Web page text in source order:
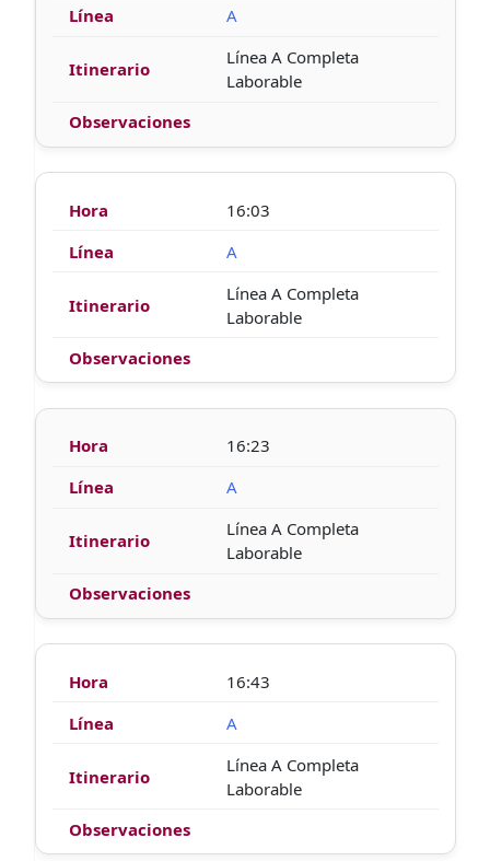
A
Línea A Completa
Laborable
16:03
A
Línea A Completa
Laborable
16:23
A
Línea A Completa
Laborable
16:43
A
Línea A Completa
Laborable